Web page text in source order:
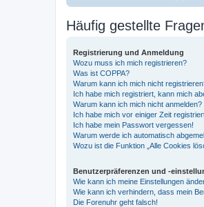
Häufig gestellte
Registrierung und Anmeldung
Wozu muss ich mich registrieren?
Was ist COPPA?
Warum kann ich mich nicht
Ich habe mich registriert, kann mich
Warum kann ich mich nicht anmelden?
Ich habe mich vor einiger Zeit
Ich habe mein Passwort vergessen!
Warum werde ich automatisch
Wozu ist die Funktion „Alle Cookies
Benutzerpräferenzen und -
Wie kann ich meine Einstellungen
Wie kann ich verhindern, dass mein
Die Forenuhr geht falsch!